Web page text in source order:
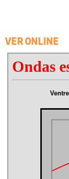
VER ONLINE